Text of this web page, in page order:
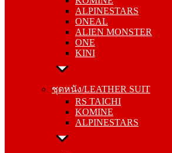
ALPINESTARS
ONEAL
ALIEN MONSTER
ONE
KINI
ชุดหนัง/LEATHER SUIT
RS TAICHI
KOMINE
ALPINESTARS
ALIEN MONSTER
ONE
KINI
ชุดหนัง/LEATHER SUIT
KOMINE
ALPINESTARS
ชุดวิบาก/JERSEY&PANTS